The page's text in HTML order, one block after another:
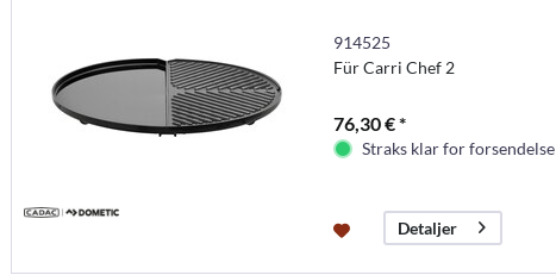
914525
Für Carri Chef 2
76,30 € *
Straks klar for forsendelse
Detaljer